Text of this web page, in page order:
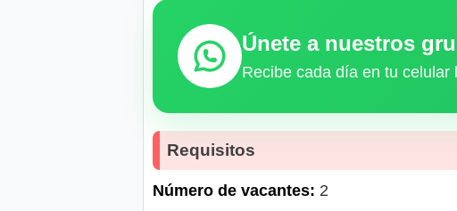
Únete a nuestros
Recibe cada día en tu
Requisitos
Número de vacantes: 2